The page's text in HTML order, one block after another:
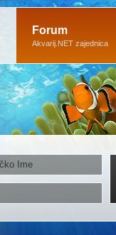
Forum
Akvarij.NET zajednica